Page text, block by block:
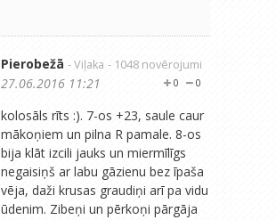
Pierobežā - Viļaka - 1048 novērojumi
0
0
27.06.2016 11:21
kolosāls rīts :). 7-os +23, saule caur
mākoņiem un pilna R pamale. 8-os
bija klāt izcili jauks un miermīlīgs
negaisiņš ar labu gāzienu bez īpaša
vēja, daži krusas graudiņi arī pa vidu
ūdenim. Zibeņi un pērkoņi pārgāja